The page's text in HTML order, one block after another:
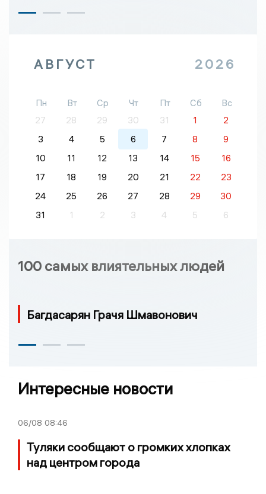
АВГУСТ 2026
Пн Вт Ср Чт Пт Сб
Вс
27
28 29 30 31 1
2
3
4 5 6 7 8
9
10
11 12 13 14 15
16
17
18 19 20 21 22
23
24
25 26 27 28 29
30
31
1 2 3 4 5 6
100 самых влиятельных людей
Багдасарян Грачя Шмавонович
Интересные новости
06/08 08:46
Туляки сообщают о громких хлопках
над центром города